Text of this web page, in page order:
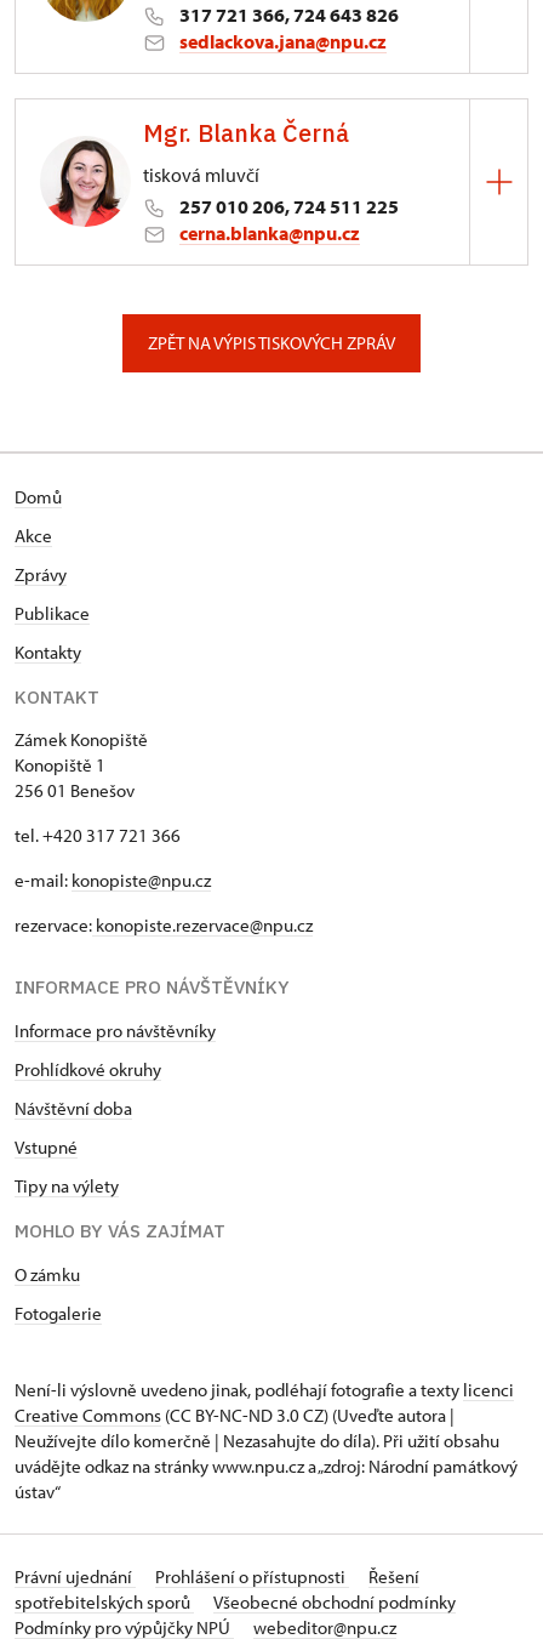
317 721 366, 724 643 826
sedlackova.jana@npu.cz
Konopiště 1/, Konopiště
Mgr. Blanka Černá
tisková mluvčí
257 010 206, 724 511 225
cerna.blanka@npu.cz
ZPĚT NA VÝPIS TISKOVÝCH ZPRÁV
Domů
Akce
Zprávy
Publikace
Kontakty
KONTAKT
Zámek Konopiště
Konopiště 1
256 01 Benešov
tel. +420 317 721 366
e-mail: konopiste@npu.cz
rezervace: konopiste.rezervace@npu.cz
INFORMACE PRO NÁVŠTĚVNÍKY
Informace pro návštěvníky
Prohlídkové okruhy
Návštěvní doba
Vstupné
Tipy na výlety
MOHLO BY VÁS ZAJÍMAT
O zámku
Fotogalerie
Není-li výslovně uvedeno jinak, podléhají fotografie a texty licenci
Creative Commons (CC BY-NC-ND 3.0 CZ) (Uveďte autora |
Neužívejte dílo komerčně | Nezasahujte do díla). Při užití obsahu
uvádějte odkaz na stránky www.npu.cz a „zdroj: Národní památkový
ústav“
Právní ujednání Prohlášení o přístupnosti
Řešení
spotřebitelských sporů
Všeobecné obchodní podmínky
Podmínky pro výpůjčky NPÚ
webeditor@npu.cz